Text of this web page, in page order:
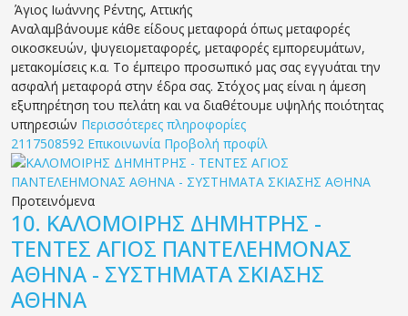
Άγιος Ιωάννης Ρέντης, Αττικής
Αναλαμβάνουμε κάθε είδους μεταφορά όπως μεταφορές
οικοσκευών, ψυγειομεταφορές, μεταφορές εμπορευμάτων,
μετακομίσεις κ.α. Το έμπειρο προσωπικό μας σας εγγυάται την
ασφαλή μεταφορά στην έδρα σας. Στόχος μας είναι η άμεση
εξυπηρέτηση του πελάτη και να διαθέτουμε υψηλής ποιότητας
υπηρεσιών Περισσότερες πληροφορίες
2117508592 Επικοινωνία Προβολή προφίλ
Προτεινόμενα
10. ΚΑΛΟΜΟΙΡΗΣ ΔΗΜΗΤΡΗΣ -
ΤΕΝΤΕΣ ΑΓΙΟΣ ΠΑΝΤΕΛΕΗΜΟΝΑΣ
ΑΘΗΝΑ - ΣΥΣΤΗΜΑΤΑ ΣΚΙΑΣΗΣ
ΑΘΗΝΑ